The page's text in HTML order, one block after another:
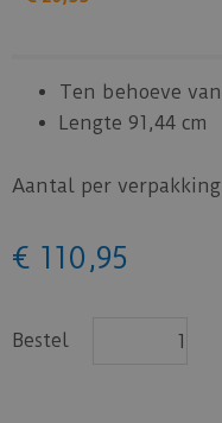
Ten behoeve
Lengte 91,44 cm
Aantal per verpakking
€ 110 ,95
Bestel